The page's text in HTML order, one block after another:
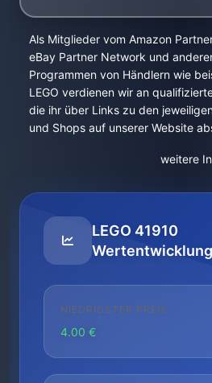
Als Mitglieder vom Amazon
eBay Partner Network und
Programmen von Händlern wie
LEGO verdienen wir an
die ihr über Links zu den
und Shops auf unserer Website
weitere
LEGO 41910
Wertentwicklung
NIEDRIGSTER PREIS
4.00 €